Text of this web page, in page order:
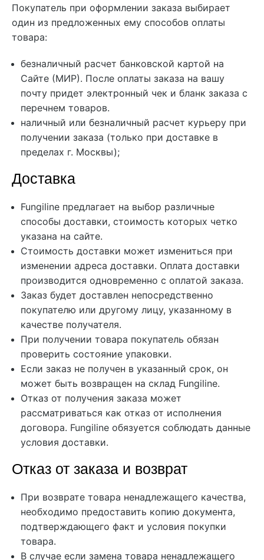
Покупатель при оформлении заказа выбирает
один из предложенных ему способов оплаты
товара:
безналичный расчет банковской картой на
Сайте (МИР). После оплаты заказа на вашу
почту придет электронный чек и бланк заказа с
перечнем товаров.
наличный или безналичный расчет курьеру при
получении заказа (только при доставке в
пределах г. Москвы);
Доставка
Fungiline предлагает на выбор различные
способы доставки, стоимость которых четко
указана на сайте.
Стоимость доставки может измениться при
изменении адреса доставки. Оплата доставки
производится одновременно с оплатой заказа.
Заказ будет доставлен непосредственно
покупателю или другому лицу, указанному в
качестве получателя.
При получении товара покупатель обязан
проверить состояние упаковки.
Если заказ не получен в указанный срок, он
может быть возвращен на склад Fungiline.
Отказ от получения заказа может
рассматриваться как отказ от исполнения
договора. Fungiline обязуется соблюдать данные
условия доставки.
Отказ от заказа и возврат
При возврате товара ненадлежащего качества,
необходимо предоставить копию документа,
подтверждающего факт и условия покупки
товара.
В случае если замена товара ненадлежащего